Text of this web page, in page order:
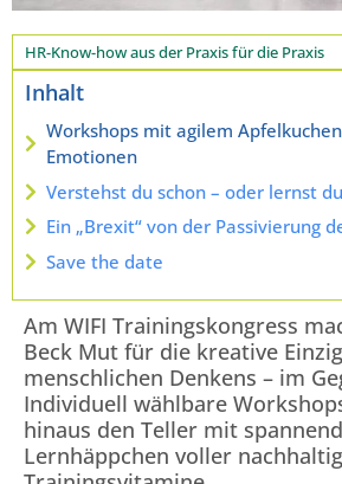
HR-Know-how aus der Praxis für die Praxis
Inhalt
Workshops mit agilem
Emotionen
Verstehst du schon – oder lernst
Ein „Brexit“ von der Passivierung
Save the date
Am WIFI Trainingskongress
Beck Mut für die kreative
menschlichen Denkens – im
Individuell wählbare
hinaus den Teller mit
Lernhäppchen voller